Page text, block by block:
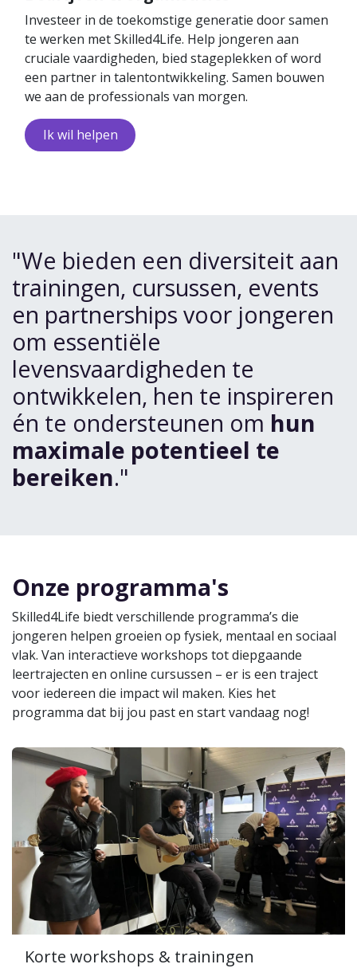
Investeer in de toekomstige generatie door samen
te werken met Skilled4Life. Help jongeren aan
cruciale vaardigheden, bied stageplekken of word
een partner in talentontwikkeling. Samen bouwen
we aan de professionals van morgen.
Ik wil ​​helpen
"We bieden een diversiteit aan
trainingen, cursussen, events
en partnerships voor jongeren
om essentiële
levensvaardigheden te
ontwikkelen, hen te inspireren
én te ondersteunen om hun
maximale potentieel te
bereiken."
Onze programma's
Skilled4Life biedt verschillende programma’s die
jongeren helpen groeien op fysiek, mentaal en sociaal
vlak. Van interactieve workshops tot diepgaande
leertrajecten en online cursussen – er is een traject
voor iedereen die impact wil maken. Kies het
programma dat bij jou past en start vandaag nog!
Korte workshops & trainingen